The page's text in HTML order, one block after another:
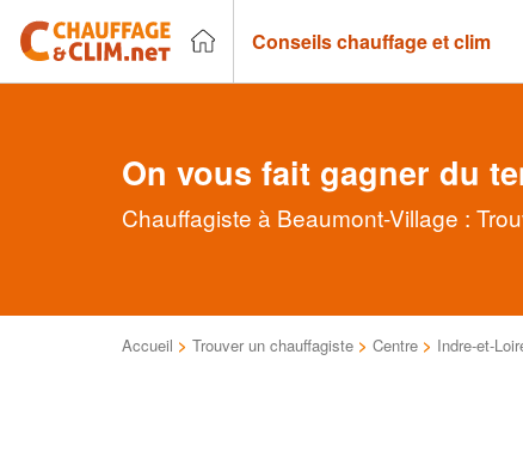
Conseils chauffage et clim
On vous fait gagner du
Chauffagiste à Beaumont-Village :
Accueil > Trouver un chauffagiste > Centre > Indre-et-